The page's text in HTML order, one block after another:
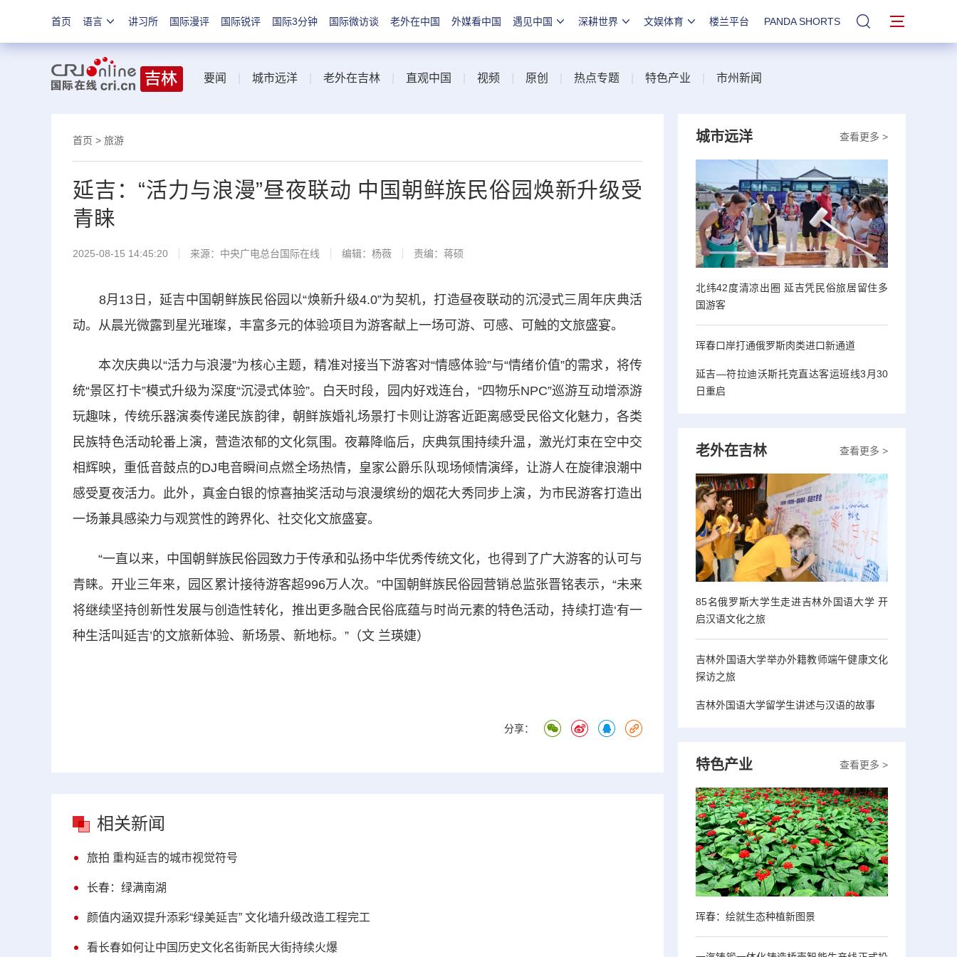
首页 语言 讲习所 国际漫评 国际锐评 国际3分钟 国际微访谈 老外在中国 外媒看中国 遇见中国 深耕世界 文娱体育 楼兰平台 PANDA SHORTS 站内搜索
要闻 城市远洋 老外在吉林 直观中国 视频 原创 热点专题 特色产业 市州新闻
首页 > 旅游
延吉：“活力与浪漫”昼夜联动 中国朝鲜族民俗园焕新升级受
青睐
2025-08-15 14:45:20 来源：中央广电总台国际在线 编辑：杨薇 责编：蒋硕
8月13日，延吉中国朝鲜族民俗园以“焕新升级4.0”为契机，打造昼夜联动的沉浸式三周年庆典活
动。从晨光微露到星光璀璨，丰富多元的体验项目为游客献上一场可游、可感、可触的文旅盛宴。
本次庆典以“活力与浪漫”为核心主题，精准对接当下游客对“情感体验”与“情绪价值”的需求，将传
统“景区打卡”模式升级为深度“沉浸式体验”。白天时段，园内好戏连台，“四物乐NPC”巡游互动增添游
玩趣味，传统乐器演奏传递民族韵律，朝鲜族婚礼场景打卡则让游客近距离感受民俗文化魅力，各类
民族特色活动轮番上演，营造浓郁的文化氛围。夜幕降临后，庆典氛围持续升温，激光灯束在空中交
相辉映，重低音鼓点的DJ电音瞬间点燃全场热情，皇家公爵乐队现场倾情演绎，让游人在旋律浪潮中
感受夏夜活力。此外，真金白银的惊喜抽奖活动与浪漫缤纷的烟花大秀同步上演，为市民游客打造出
一场兼具感染力与观赏性的跨界化、社交化文旅盛宴。
“一直以来，中国朝鲜族民俗园致力于传承和弘扬中华优秀传统文化，也得到了广大游客的认可与
青睐。开业三年来，园区累计接待游客超996万人次。”中国朝鲜族民俗园营销总监张晋铭表示，“未来
将继续坚持创新性发展与创造性转化，推出更多融合民俗底蕴与时尚元素的特色活动，持续打造‘有一
种生活叫延吉’的文旅新体验、新场景、新地标。”（文 兰瑛婕）
分享：
相关新闻
旅拍 重构延吉的城市视觉符号
长春：绿满南湖
颜值内涵双提升添彩“绿美延吉” 文化墙升级改造工程完工
看长春如何让中国历史文化名街新民大街持续火爆
查看更多 >
城市远洋
北纬42度清凉出圈 延吉凭民俗旅居留住多
国游客
珲春口岸打通俄罗斯肉类进口新通道
延吉—符拉迪沃斯托克直达客运班线3月30
日重启
查看更多 >
老外在吉林
85名俄罗斯大学生走进吉林外国语大学 开
启汉语文化之旅
吉林外国语大学举办外籍教师端午健康文化
探访之旅
吉林外国语大学留学生讲述与汉语的故事
查看更多 >
特色产业
珲春：绘就生态种植新图景